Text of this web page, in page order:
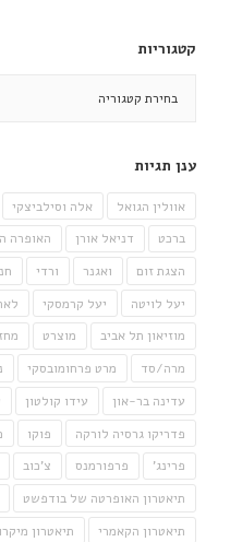
קטגוריות
ענן תגיות
אוולין הגואל אלה וסילביצקי
ברכט
דניאל אורן האופרה
הצגת זום
ואגנר ורדי
יעל לויטה
יעל קרמסקי
מוזיאון תל אביב
מוצרט
מרה/סד
מרט פרחומובסקי
עדינה בר-און
עידו קולטון
פדריקו גרסיה לורקה
פוקו
פרינג'
פרפורמנס צ'כוב
תיאטרון האופרטה של בודפשט
תיאטרון הקאמרי
תיאטרון מיקרו